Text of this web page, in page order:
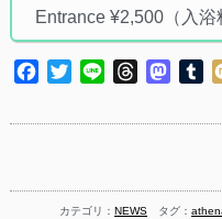
Entrance ¥2,500（入浴
Facebook
TwitterLine Threads
カテゴリ： NEWS タグ：